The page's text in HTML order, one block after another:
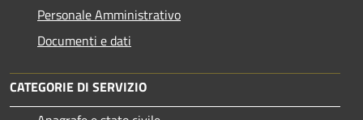
Personale Amministrativo
Documenti e dati
CATEGORIE DI SERVIZIO